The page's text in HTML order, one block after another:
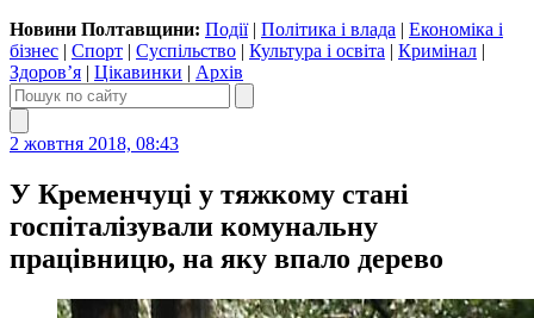
Новини Полтавщини: Події| Політика і влада | Економіка і
бізнес | Спорт | Суспільство | Культура і освіта | Кримінал |
Здоров’я | Цікавинки | Архів
2 жовтня 2018, 08:43
У Кременчуці у тяжкому стані
госпіталізували комунальну
працівницю, на яку впало дерево